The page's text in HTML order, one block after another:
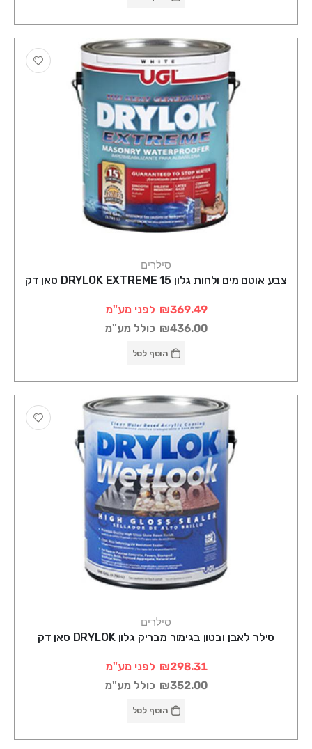
סילרים
צבע אוטם מים ולחות גלון DRYLOK EXTREME 15 סאן דק
₪369.49 לפני מע"מ
₪436.00 כולל מע"מ
הוסף לסל
סילרים
סילר לאבן ובטון בגימור מבריק גלון DRYLOK סאן דק
₪298.31 לפני מע"מ
₪352.00 כולל מע"מ
הוסף לסל